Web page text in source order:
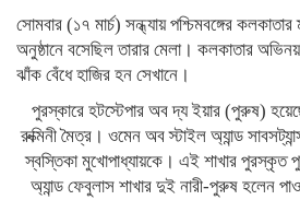
সোমবার (১৭ মার্চ) সন্ধ্যায় পশ্চিমবঙ্গের
অনুষ্ঠানে বসেছিল তারার মেলা। কলকাতার
ঝাঁক বেঁধে হাজির হন সেখানে।
পুরস্কারে হটস্টেপার অব দ্য ইয়ার (পুরুষ)
রুক্মিনী মৈত্র। ওমেন অব স্টাইল অ্যান্ড
স্বস্তিকা মুখোপাধ্যায়কে। এই শাখার পুরস্কৃত
অ্যান্ড ফেবুলাস শাখার দুই নারী-পুরুষ হলেন